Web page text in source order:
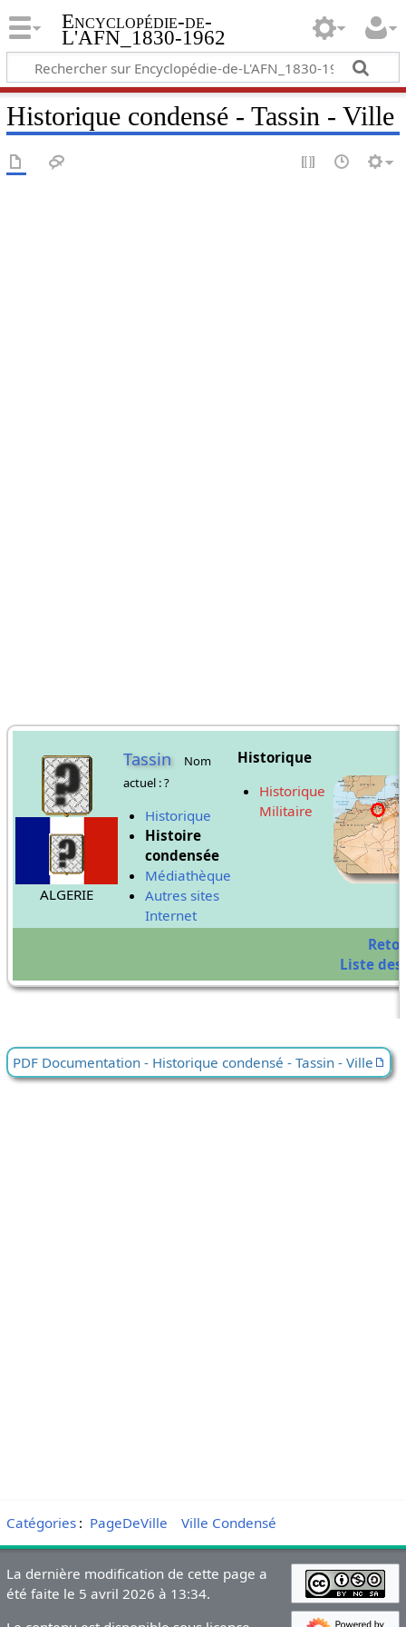
Encyclopédie-de-
L'AFN_1830-1962
Historique condensé - Tassin - Ville
ALGERIE
Tassin
Nom
actuel : ?
Historique
Histoire
condensée
Médiathèque
Autres sites
Internet
Historique
Historique
Militaire
Liste
PDF Documentation - Historique condensé - Tassin - Ville
Catégories: PageDeVille Ville Condensé
La dernière modification de cette page a
été faite le 5 avril 2026 à 13:34.